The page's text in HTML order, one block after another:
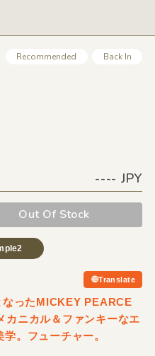
Recommended Back In
---- JPY
Out Of Stock
Translate
ったMICKEY PEARCE
ニカル＆ファンキーなエ
。フューチャー。